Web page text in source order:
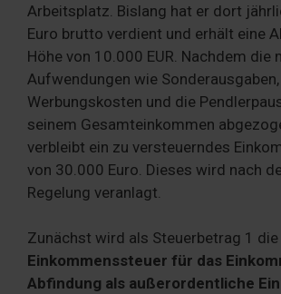
Arbeitsplatz. Bislang hat er dort
Euro brutto verdient und erhält eine
Höhe von 10.000 EUR. Nachdem die
Aufwendungen wie Sonderausgaben,
Werbungskosten und die
seinem Gesamteinkommen
verbleibt ein zu versteuerndes
von 30.000 Euro. Dieses wird nach
Regelung veranlagt.
Zunächst wird als Steuerbetrag 1 die
Einkommenssteuer für das
Abfindung als außerordentliche